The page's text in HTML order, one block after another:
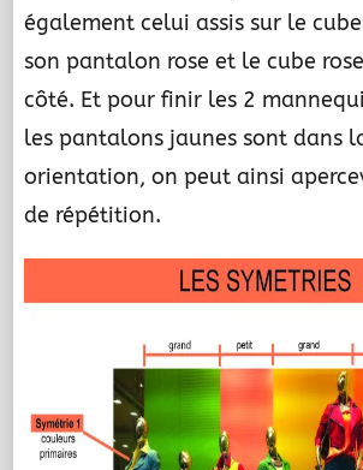
également celui assis sur le
son pantalon rose et le cube
côté. Et pour finir les 2
les pantalons jaunes sont dans
orientation, on peut ainsi
de répétition.